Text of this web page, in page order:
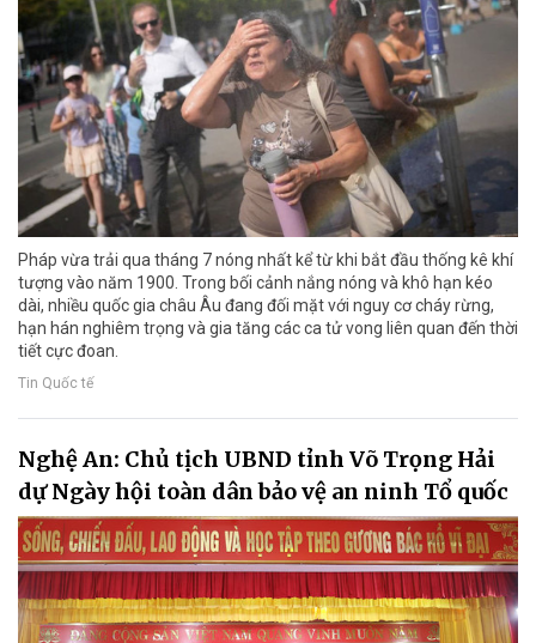
Pháp vừa trải qua tháng 7 nóng nhất kể từ khi bắt đầu thống kê khí
tượng vào năm 1900. Trong bối cảnh nắng nóng và khô hạn kéo
dài, nhiều quốc gia châu Âu đang đối mặt với nguy cơ cháy rừng,
hạn hán nghiêm trọng và gia tăng các ca tử vong liên quan đến thời
tiết cực đoan.
Tin Quốc tế
Nghệ An: Chủ tịch UBND tỉnh Võ Trọng Hải
dự Ngày hội toàn dân bảo vệ an ninh Tổ quốc